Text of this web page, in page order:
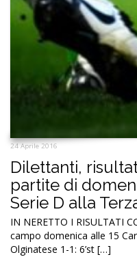
24 Aprile 2016
Dilettanti,
partite di
Serie D alla
IN NERETTO I RISULTATI
campo domenica alle 15
Olginatese 1-1: 6’st […]